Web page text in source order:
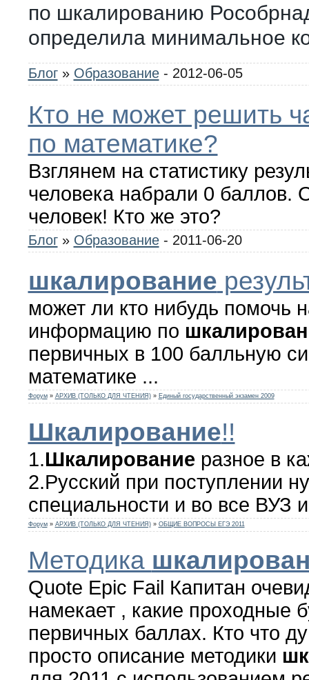
по шкалированию
определила минимальное
Блог » Образование- 2012-06-05
Кто не может решить
по математике?
Взглянем на статистику
человека набрали 0 баллов.
человек! Кто же это?
Блог » Образование- 2011-06-20
шкалирование
может ли кто нибудь помочь
информацию по
первичных в 100 балльную
математике ...
Форум » АРХИВ (ТОЛЬКО ДЛЯ ЧТЕНИЯ) » Единый государственный экзамен 2009
Шкалирование!!
1.Шкалирование разное в
2.Русский при поступлении
специальности и во все ВУЗ
Форум » АРХИВ (ТОЛЬКО ДЛЯ ЧТЕНИЯ) » ОБЩИЕ ВОПРОСЫ ЕГЭ 2011
Методика
Quote Epic Fail Капитан
намекает , какие проходные
первичных баллах. Кто что
просто описание методики